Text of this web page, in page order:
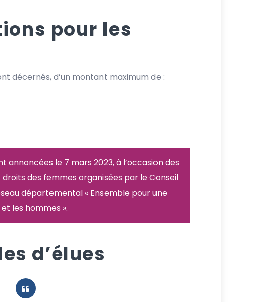
pour les
décernés, d’un montant maximum de :
annoncées le 7 mars 2023, à l’occasion des
des femmes organisées par le Conseil
départemental « Ensemble pour une
les hommes ».
d’élues